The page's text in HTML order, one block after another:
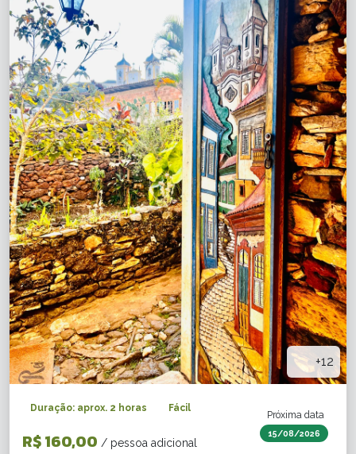
+12
Próxima data
15/08/2026
Duração: aprox. 2 horas Fácil
R$ 160,00 / pessoa adicional